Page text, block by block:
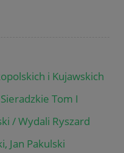
i Kujawskich
Tom I
/ Wydali Ryszard
Jan Pakulski